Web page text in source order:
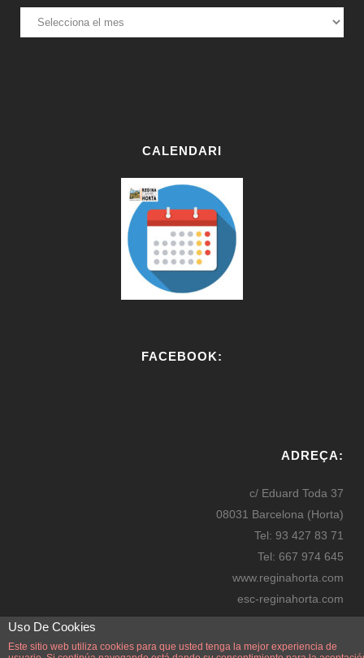
NOTÍCIES
ANTERIORS:
CALENDARI
FACEBOOK:
ADREÇA:
c/ Eduard Toda 37
08031 Barcelona (Horta)
Tel: 93 427 83 71
Tel: 667 974 645
www.reginahorta.com
esc-reginahorta.com
secretaria@reginahorta.com
Mapa
Uso De Cookies
Este sitio web utiliza cookies para que usted tenga la mejor experiencia de